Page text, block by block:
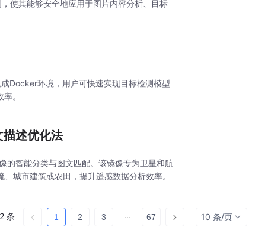
使其能够安全地应用于图片内容分析、目标
Docker环境，用户可快速实现目标检测模型
。
述优化法
的智能分类与图文匹配。该镜像专为卫星和航
城市建筑或农田，提升遥感数据分析效率。
条 1 2 3 67 10 条/页